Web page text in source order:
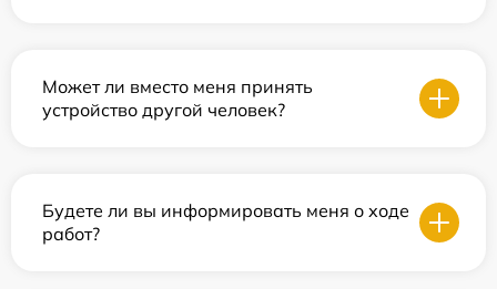
Может ли вместо меня принять
устройство другой человек?
Будете ли вы информировать меня о ходе
работ?